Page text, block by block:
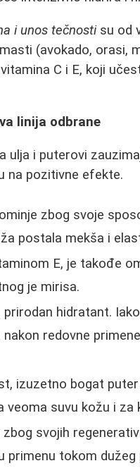
i unos tečnostisu od
(avokado, orasi,
C i E, koji
linija odbrane
ulja i puterovi
na pozitivne efekte.
zbog svoje
postala mekša i
E, je takođe
je mirisa.
prirodan hidratant.
nakon redovne
izuzetno bogat
veoma suvu kožu i
zbog svojih
primenu tokom